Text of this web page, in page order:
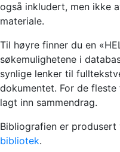
også inkludert, men ikke
materiale.
Til høyre finner du en
søkemulighetene i
synlige lenker til
dokumentet. For de
lagt inn sammendrag.
Bibliografien er produsert
bibliotek.